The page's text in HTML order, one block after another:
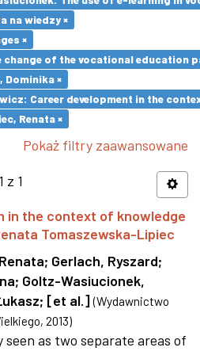
na wiedzy ×
×
change of the vocational education
×
Career development in the
Renata ×
Pokaż filtry zaawansowane
z 1
in the context of knowledge
Tomaszewska-Lipiec
; Gerlach, Ryszard;
; Goltz-Wasiucionek,
; [et al.] (Wydawnictwo
, 2013)
as two separate areas of